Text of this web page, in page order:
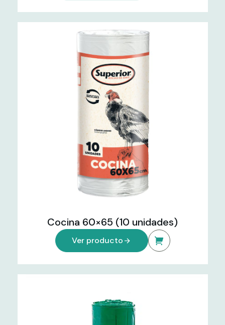
Cocina 60×65 (10 unidades)
Ver producto